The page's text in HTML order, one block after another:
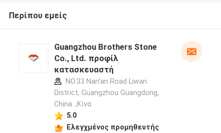
Περίπου εμείς
Guangzhou Brothers Stone
Co., Ltd. προφίλ
κατασκευαστή
NO.33 Nan'an Road Liwan
District, Guangzhou Guangdong,
China. ,Κίνα
5.0
Ελεγχμένος προμηθευτής